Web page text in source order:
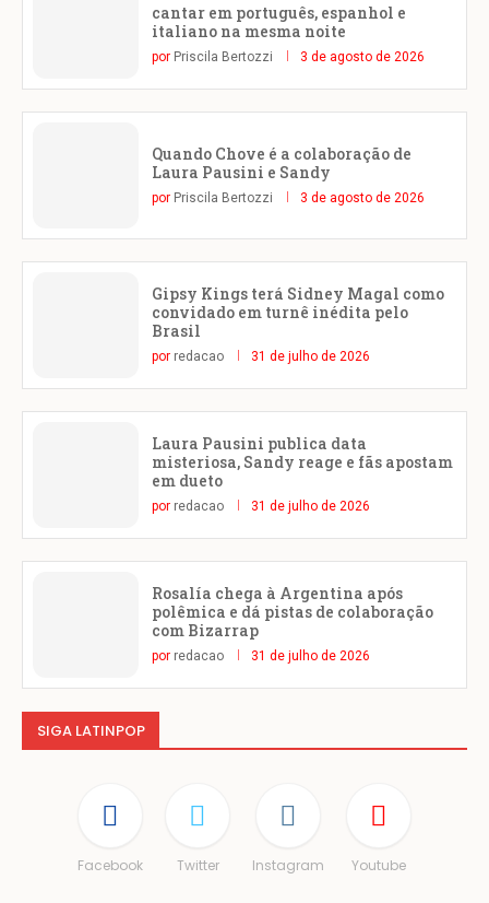
cantar em português, espanhol e
italiano na mesma noite
por Priscila Bertozzi 3 de agosto de 2026
Quando Chove é a colaboração de
Laura Pausini e Sandy
por Priscila Bertozzi 3 de agosto de 2026
Gipsy Kings terá Sidney Magal como
convidado em turnê inédita pelo
Brasil
por redacao 31 de julho de 2026
Laura Pausini publica data
misteriosa, Sandy reage e fãs apostam
em dueto
por redacao 31 de julho de 2026
Rosalía chega à Argentina após
polêmica e dá pistas de colaboração
com Bizarrap
por redacao 31 de julho de 2026
SIGA LATINPOP
Facebook Twitter Instagram Youtube